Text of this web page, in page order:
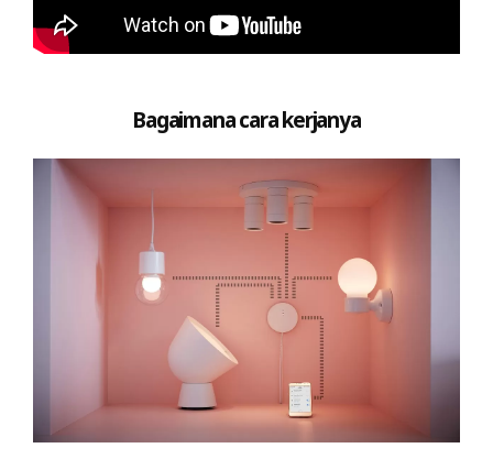
Bagaimana cara kerjanya